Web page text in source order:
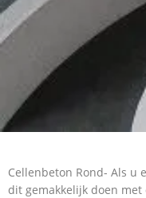
Cellenbeton Rond- Als u
dit gemakkelijk doen met